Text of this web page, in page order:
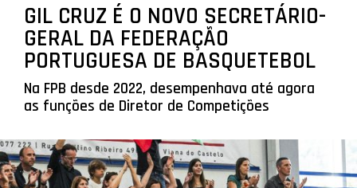
GIL CRUZ É O NOVO SECRETÁRIO-
GERAL DA FEDERAÇÃO
PORTUGUESA DE BASQUETEBOL
Na FPB desde 2022, desempenhava até agora
as funções de Diretor de Competições